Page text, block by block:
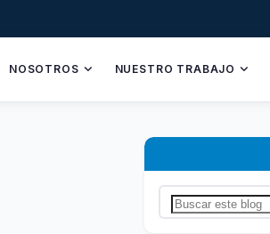
NOSOTROS NUESTRO TRABAJO